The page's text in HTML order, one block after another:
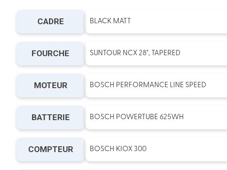
CADRE BLACK MATT
FOURCHE SUNTOUR NCX 28", TAPERED
MOTEUR BOSCH PERFORMANCE LINE SPEED
BATTERIE BOSCH POWERTUBE 625WH
COMPTEUR BOSCH KIOX 300